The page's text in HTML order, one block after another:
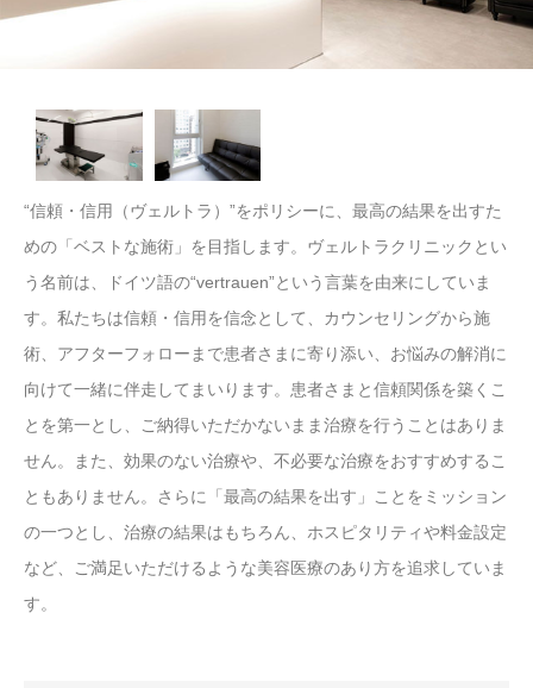
“信頼・信用（ヴェルトラ）”をポリシーに、最高の結果を出すた
めの「ベストな施術」を目指します。ヴェルトラクリニックとい
う名前は、ドイツ語の“vertrauen”という言葉を由来にしていま
す。私たちは信頼・信用を信念として、カウンセリングから施
術、アフターフォローまで患者さまに寄り添い、お悩みの解消に
向けて一緒に伴走してまいります。患者さまと信頼関係を築くこ
とを第一とし、ご納得いただかないまま治療を行うことはありま
せん。また、効果のない治療や、不必要な治療をおすすめするこ
ともありません。さらに「最高の結果を出す」ことをミッション
の一つとし、治療の結果はもちろん、ホスピタリティや料金設定
など、ご満足いただけるような美容医療のあり方を追求していま
す。